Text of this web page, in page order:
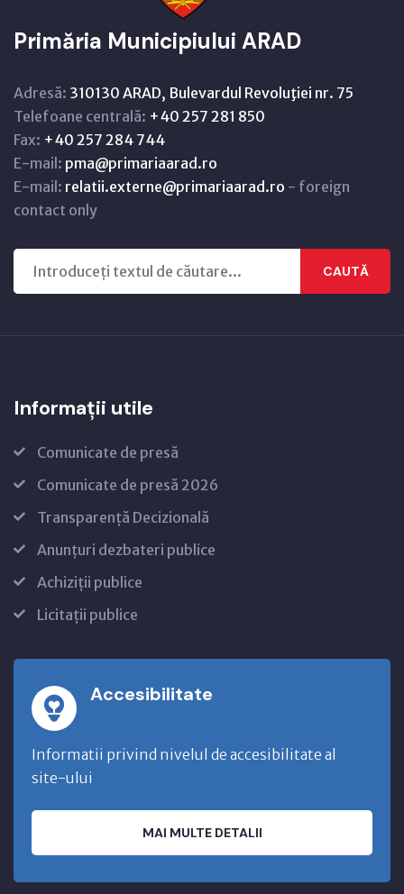
Primăria Municipiului ARAD
Adresă: 310130 ARAD, Bulevardul Revoluţiei nr. 75
Telefoane centrală: +40 257 281 850
Fax: +40 257 284 744
E-mail: pma@primariaarad.ro
E-mail: relatii.externe@primariaarad.ro - foreign
contact only
CAUTĂ
Informații utile
Comunicate de presă
Comunicate de presă 2026
Transparență Decizională
Anunțuri dezbateri publice
Achiziții publice
Licitații publice
Accesibilitate
Informatii privind nivelul de accesibilitate al
site-ului
MAI MULTE DETALII